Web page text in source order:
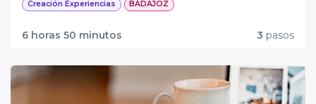
Creación Experiencias BADAJOZ
6 horas 50 minutos 3 pasos